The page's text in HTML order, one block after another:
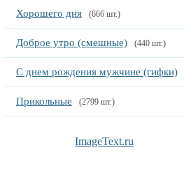
Хорошего дня (666 шт.)
Доброе утро (смешные) (440 шт.)
С днем рождения мужчине (гифки)
Прикольные (2799 шт.)
ImageText.ru